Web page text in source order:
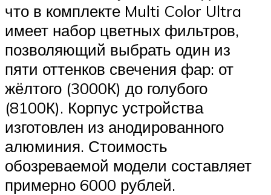
что в комплекте Multi Color Ultra
имеет набор цветных фильтров,
позволяющий выбрать один из
пяти оттенков свечения фар: от
жёлтого (3000К) до голубого
(8100К). Корпус устройства
изготовлен из анодированного
алюминия. Стоимость
обозреваемой модели составляет
примерно 6000 рублей.